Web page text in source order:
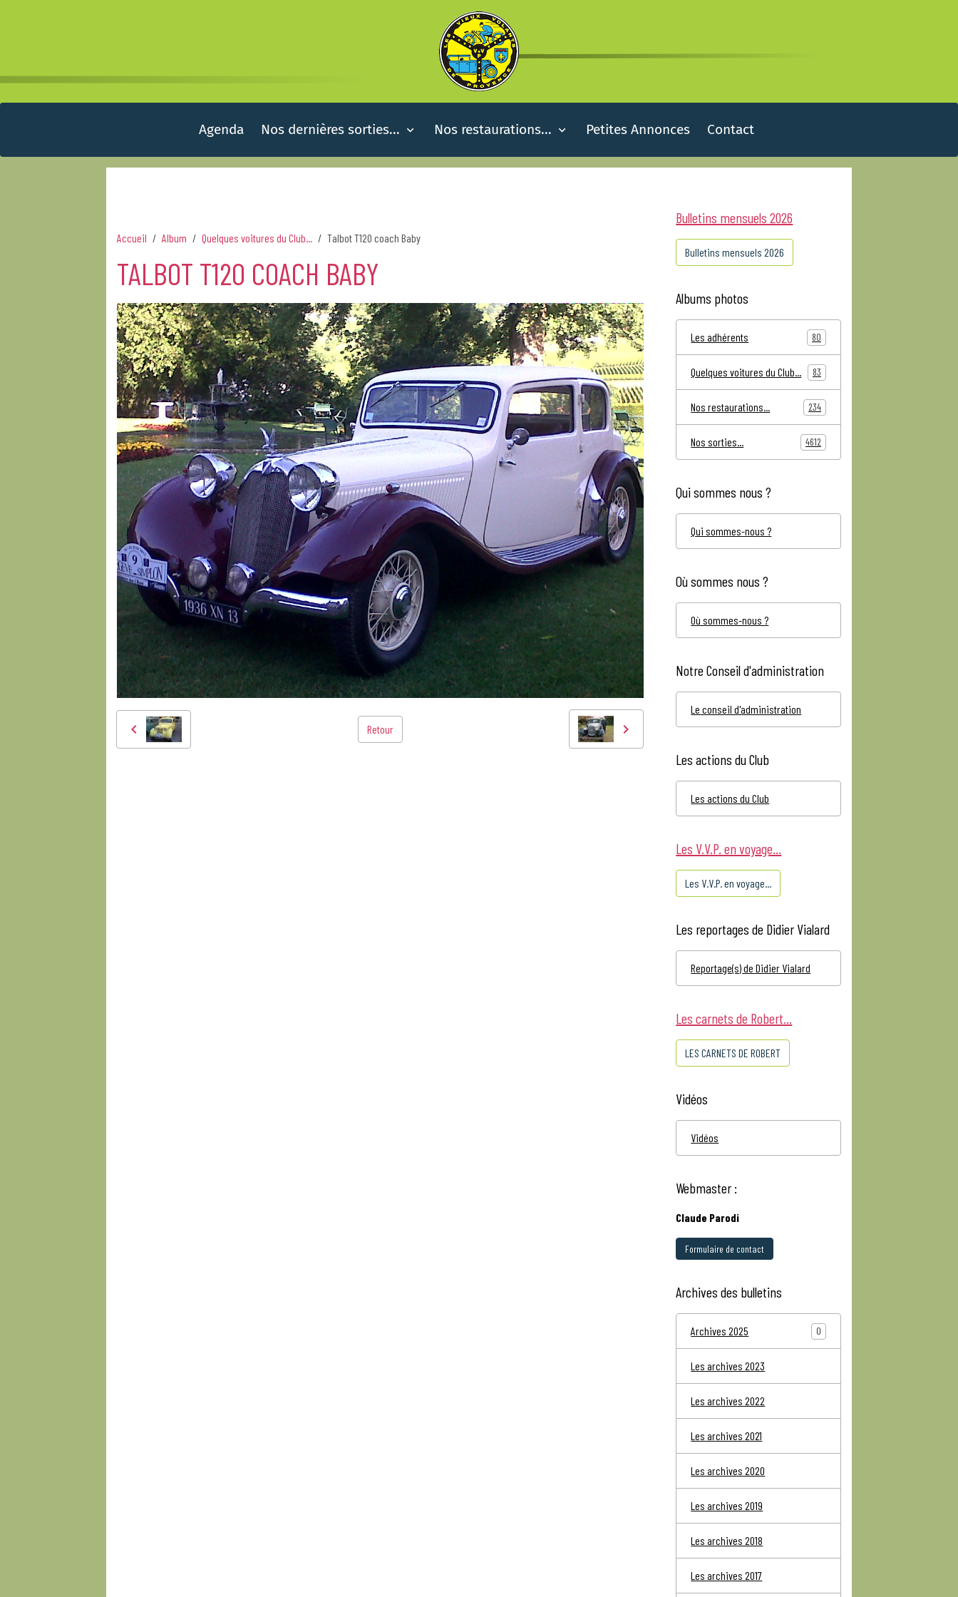
Agenda Nos dernières sorties... Nos restaurations... Petites Annonces Contact
Accueil Album Quelques voitures du Club... Talbot T120 coach Baby
TALBOT T120 COACH BABY
Retour
Bulletins mensuels 2026
Bulletins mensuels 2026
Albums photos
Les adhérents 80
Quelques voitures du Club... 83
Nos restaurations... 234
Nos sorties... 4612
Qui sommes nous ?
Qui sommes-nous ?
Où sommes nous ?
Où sommes-nous ?
Notre Conseil d'administration
Le conseil d'administration
Les actions du Club
Les actions du Club
Les V.V.P. en voyage...
Les V.V.P. en voyage...
Les reportages de Didier Vialard
Reportage(s) de Didier Vialard
Les carnets de Robert...
LES CARNETS DE ROBERT
Vidéos
Vidéos
Webmaster :
Claude Parodi
Formulaire de contact
Archives des bulletins
Archives 2025 0
Les archives 2023
Les archives 2022
Les archives 2021
Les archives 2020
Les archives 2019
Les archives 2018
Les archives 2017